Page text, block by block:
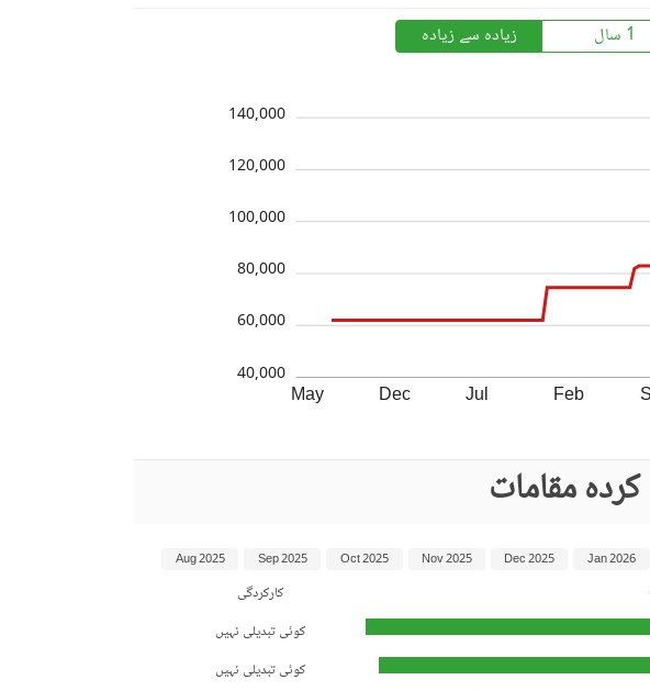
1 سال زیادہ سے زیادہ
May Dec Jul Feb
40,000
60,000
80,000
100,000
120,000
140,000
مقامات
کارکردگی
کوئی تبدیلی نہیں
کوئی تبدیلی نہیں
Jan 2026
Dec 2025
Nov 2025
Oct 2025
Sep 2025
Aug 2025